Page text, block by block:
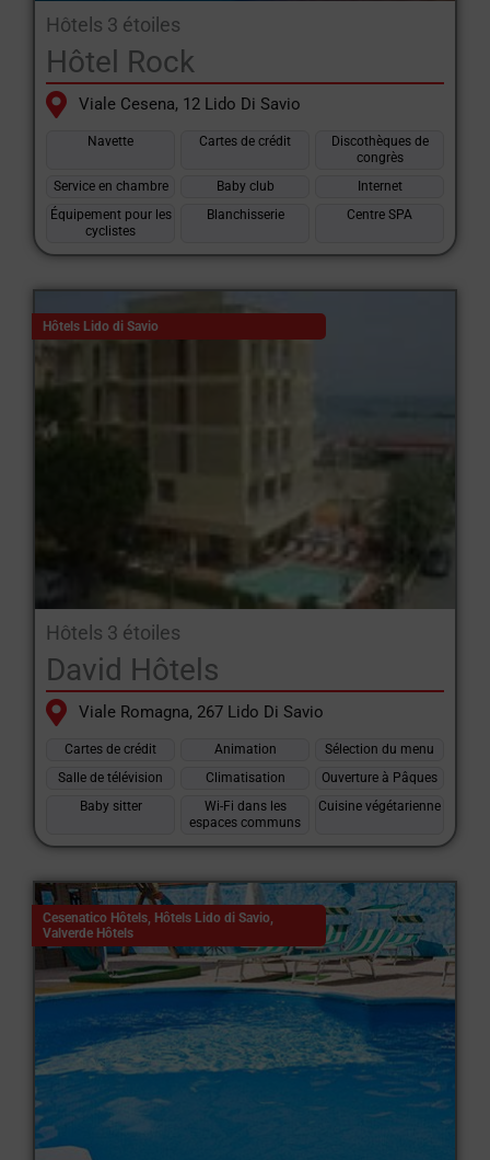
Hôtels 3 étoiles
Hôtel Rock
Viale Cesena, 12 Lido Di Savio
Navette Cartes de crédit
Discothèques de
congrès
Service en chambre
Baby club
Internet
Équipement pour les
cyclistes
Blanchisserie Centre SPA
Hôtels Lido di Savio
Hôtels 3 étoiles
David Hôtels
Viale Romagna, 267 Lido Di Savio
Cartes de crédit Animation
Sélection du menu
Salle de télévision
Climatisation
Ouverture à Pâques
Baby sitter
Wi-Fi dans les
espaces communs
Cuisine végétarienne
Cesenatico Hôtels, Hôtels Lido di Savio,
Valverde Hôtels